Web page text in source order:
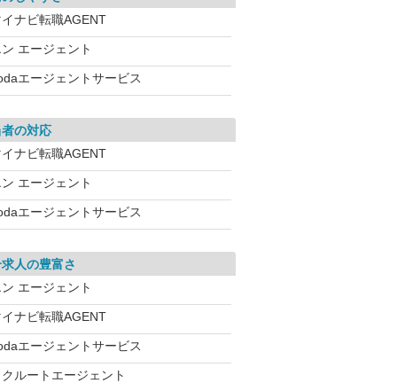
イナビ転職AGENT
エージェント
エージェントサービス
の対応
イナビ転職AGENT
エージェント
エージェントサービス
人の豊富さ
エージェント
イナビ転職AGENT
エージェントサービス
クルートエージェント